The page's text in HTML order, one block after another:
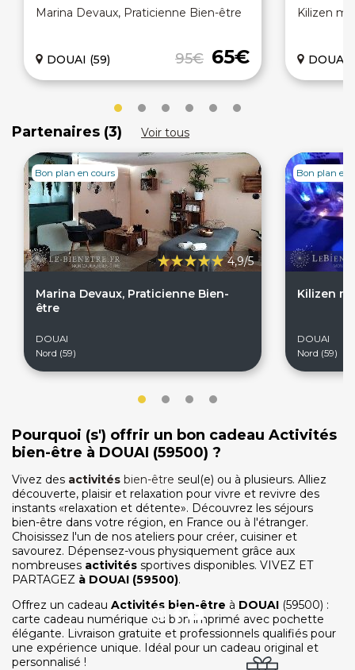
Marina Devaux, Praticienne Bien-être
95€ 65€
DOUAI (59)
Kilizen
DOUAI
Partenaires (3) Voir tous
4,9/5
Marina Devaux, Praticienne Bien-
être
DOUAI
Nord (59)
Bon plan en cours
Kilizen
DOUAI
Nord (59)
Bon plan en
Pourquoi (s') offrir un bon cadeau Activités
bien-être à DOUAI (59500) ?
Vivez des activités bien-être seul(e) ou à plusieurs. Alliez
découverte, plaisir et relaxation pour vivre et revivre des
instants «relaxation et détente». Découvrez les séjours
bien-être dans votre région, en France ou à l'étranger.
Choisissez l'un de nos ateliers pour créer, cuisiner et
savourez. Dépensez-vous physiquement grâce aux
nombreuses activités sportives disponibles. VIVEZ ET
PARTAGEZ à DOUAI (59500).
Offrez un cadeau Activités bien-être à DOUAI (59500) :
carte cadeau numérique ou bon imprimé avec pochette
élégante. Livraison gratuite et professionnels qualifiés pour
une expérience unique. Idéal pour un cadeau original et
personnalisé !
On discute ?
SERVICE CLIENTS LeBienEtre.fr
Tél
03 20 14 99 99
Notre service client est ouvert du lundi au vendredi
de 9h à 12h30 et de 14h à 18h
DEVENIR PARTENAIRE
Proposer mon établissement
Témoignages partenaires
RECRUTEMENT
Ouvrir une agence LeBienEtre.fr